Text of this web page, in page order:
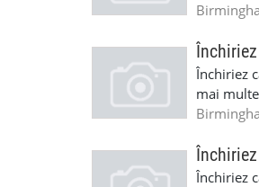
Închiriez
mai
Închiriez